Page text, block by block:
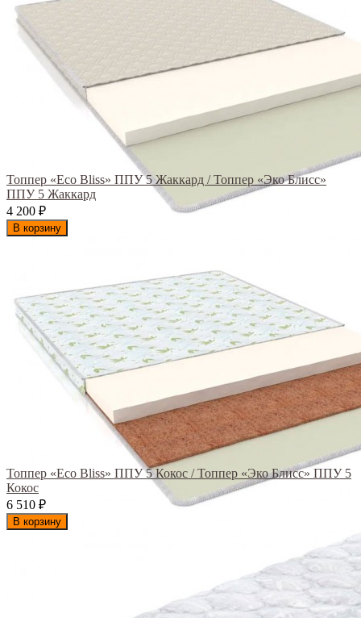
Топпер «Eco Bliss» ППУ 5 Жаккард / Топпер «Эко Блисс»
ППУ 5 Жаккард
4 200 ₽
В корзину
Топпер «Eco Bliss» ППУ 5 Кокос / Топпер «Эко Блисс» ППУ 5
Кокос
6 510 ₽
В корзину